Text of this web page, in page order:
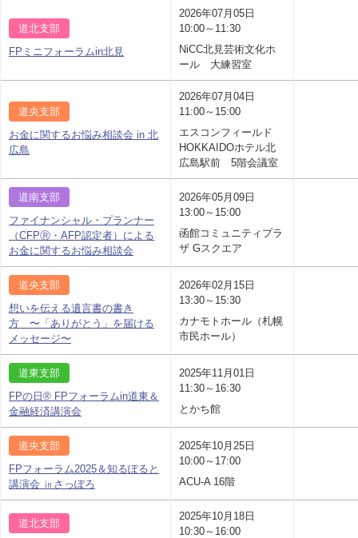
道北支部
FPミニフォーラムin北見
2026年07月05日
10:00～11:30
NiCC北見芸術文化ホ
ール 大練習室
道央支部
お金に関するお悩み相談会 in 北
広島
2026年07月04日
11:00～15:00
エスコンフィールド
HOKKAIDOホテル北
広島駅前 5階会議室
道南支部
ファイナンシャル・プランナー
（CFPⓇ・AFP認定者）による
お金に関するお悩み相談会
2026年05月09日
13:00～15:00
函館コミュニティプラ
ザ Gスクエア
道央支部
想いを伝える遺言書の書き
方 〜「ありがとう」を届ける
メッセージ〜
2026年02月15日
13:30～15:30
カナモトホール（札幌
市民ホール）
道東支部
FPの日® FPフォーラムin道東＆
金融経済講演会
2025年11月01日
11:30～16:30
とかち館
道央支部
FPフォーラム2025＆知るぽると
講演会 ㏌さっぽろ
2025年10月25日
10:00～17:00
ACU-A 16階
道北支部
2025年10月18日
10:30～16:00